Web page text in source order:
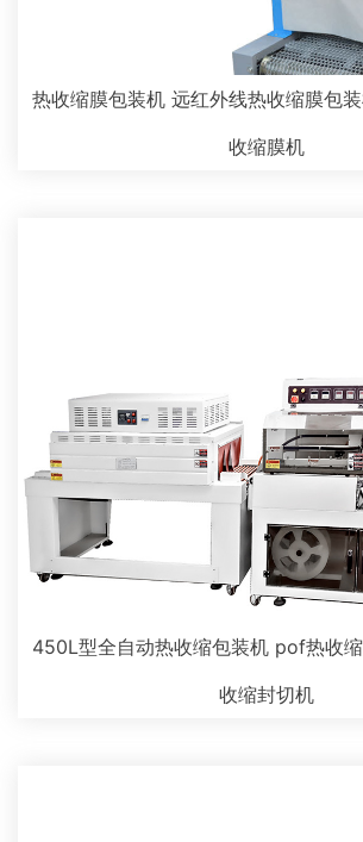
热收缩膜包装机 远红外线热收缩膜包
收缩膜机
450L型全自动热收缩包装机 pof热收
收缩封切机